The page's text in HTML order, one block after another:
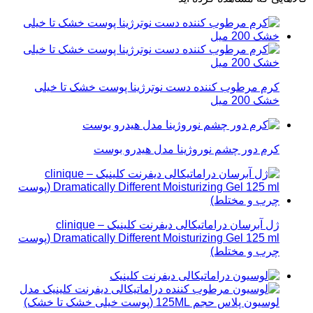
کرم مرطوب کننده دست نوترژینا پوست خشک تا خیلی
خشک 200 میل
کرم دور چشم نوروژینا مدل هیدرو بوست
ژل آبرسان دراماتیکالی دیفرنت کلینیک – clinique
Dramatically Different Moisturizing Gel 125 ml (پوست
چرب و مختلط)